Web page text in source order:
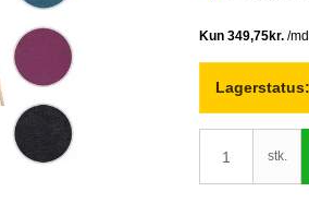
Lagerstatus:
stk.